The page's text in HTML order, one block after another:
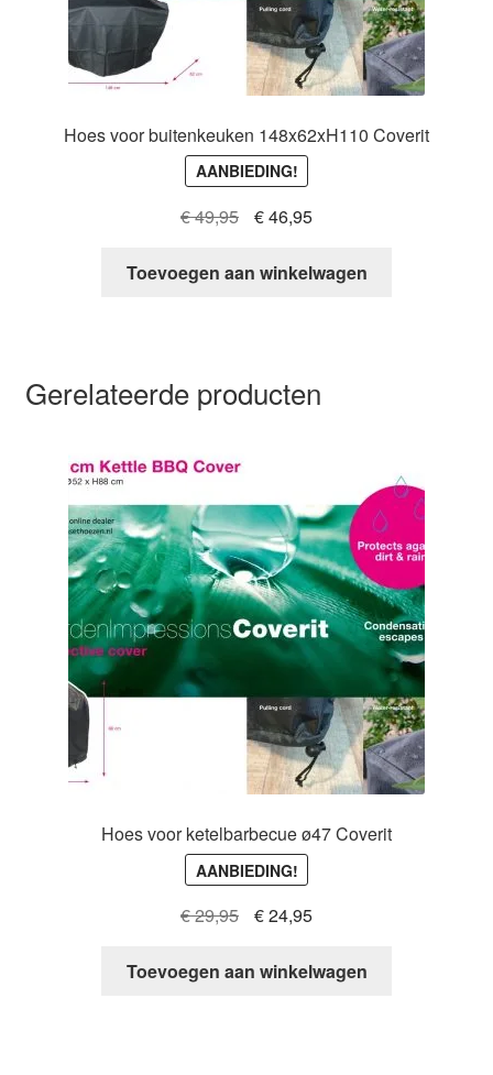
Hoes voor buitenkeuken 148x62xH110 Coverit
AANBIEDING!
€49,95
Oorspronkelijke
was:
€46,95Huidige
is:
Toevoegen aan winkelwagen
Gerelateerde producten
Hoes voor ketelbarbecue ø47 Coverit
AANBIEDING!
€29,95
Oorspronkelijke
was:
€24,95Huidige
is:
Toevoegen aan winkelwagen